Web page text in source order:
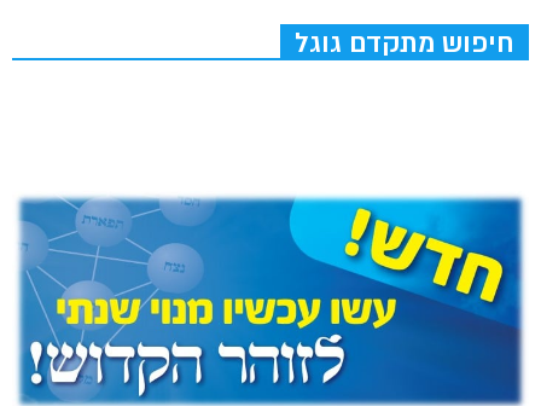
חיפוש מתקדם גוגל